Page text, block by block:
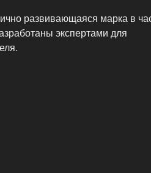
развивающаяся марка в
экспертами для